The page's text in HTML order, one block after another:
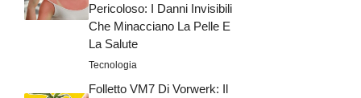
Pericoloso: I Danni Invisibili
Che Minacciano La Pelle E
La Salute
Tecnologia
Folletto VM7 Di Vorwerk: Il